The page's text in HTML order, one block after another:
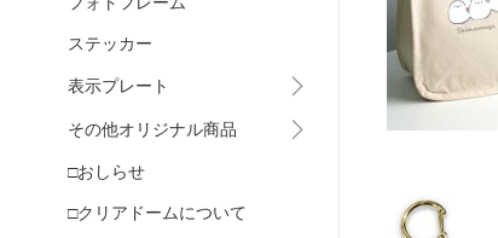
ステッカー
表示プレート
その他オリジナル商品
□おしらせ
□クリアドームについて